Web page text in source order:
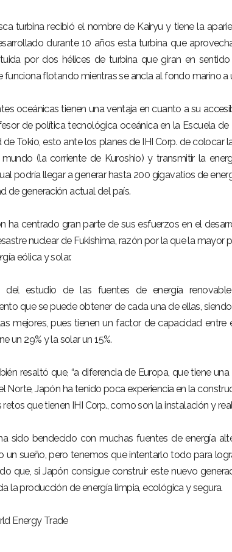
turbina recibió el nombre de Kairyu y tiene la
durante 10 años esta turbina que
por dos hélices de turbina que giran en
funciona flotando mientras se ancla al fondo marino
oceánicas tienen una ventaja en cuanto a su
de política tecnológica oceánica en la Escuela
de Tokio, esto ante los planes de IHI Corp. de colocar
(la corriente de Kuroshio) y transmitir la
podría llegar a generar hasta 200 gigavatios de
de generación actual del país.
ha centrado gran parte de sus esfuerzos en el
nuclear de Fukishima, razón por la que la mayor
eólica y solar.
del estudio de las fuentes de energía
que se puede obtener de cada una de ellas,
mejores, pues tienen un factor de capacidad entre
un 29% y la solar un 15%.
resaltó que, “a diferencia de Europa, que tiene
Norte, Japón ha tenido poca experiencia en la
retos que tienen IHI Corp., como son la instalación y
sido bendecido con muchas fuentes de energía
un sueño, pero tenemos que intentarlo todo para
que, si Japón consigue construir este nuevo
la producción de energía limpia, ecológica y segura.
Energy Trade